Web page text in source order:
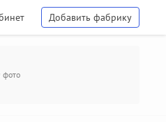
Добавить фабрику
фото